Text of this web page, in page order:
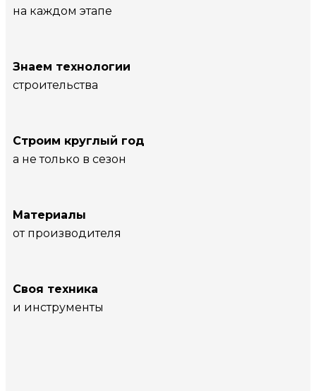
на каждом этапе
Знаем технологии
строительства
Строим круглый год
а не только в сезон
Материалы
от производителя
Своя техника
и инструменты